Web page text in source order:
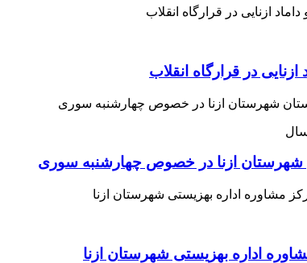
در قرارگاه انقلاب
شهرستان ازنا در خصوص چهارشنبه ‌سوری
اداره بهزیستی شهرستان ازنا